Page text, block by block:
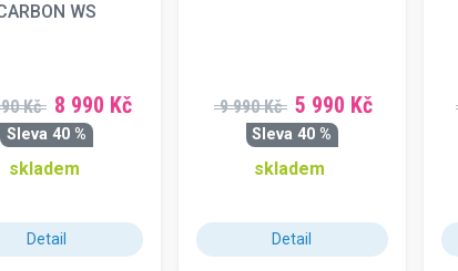
WS
Kč 8 990 Kč
Sleva 40 %
skladem
Detail
9 990 Kč 5 990 Kč
Sleva 40 %
skladem
Detail